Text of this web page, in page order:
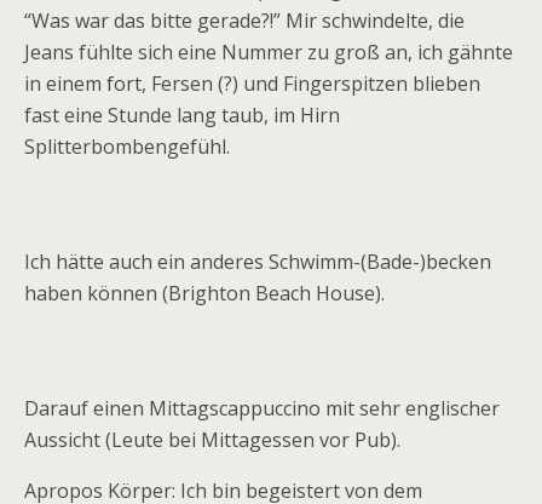
“Was war das bitte gerade?!” Mir schwindelte, die
Jeans fühlte sich eine Nummer zu groß an, ich gähnte
in einem fort, Fersen (?) und Fingerspitzen blieben
fast eine Stunde lang taub, im Hirn
Splitterbombengefühl.
Ich hätte auch ein anderes Schwimm-(Bade-)becken
haben können (Brighton Beach House).
Darauf einen Mittagscappuccino mit sehr englischer
Aussicht (Leute bei Mittagessen vor Pub).
Apropos Körper: Ich bin begeistert von dem